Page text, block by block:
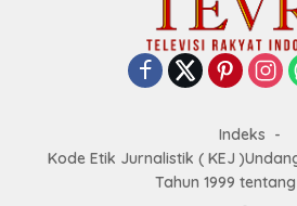
Indeks
Kode Etik Jurnalistik ( KEJ
Tahun 1999